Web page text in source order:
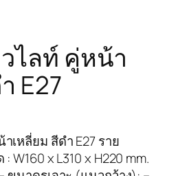
ไลท์ คู่หน้า
E27
เหลี่ยม สีดำ E27 ราย
W160 x L310 x H220 mm.